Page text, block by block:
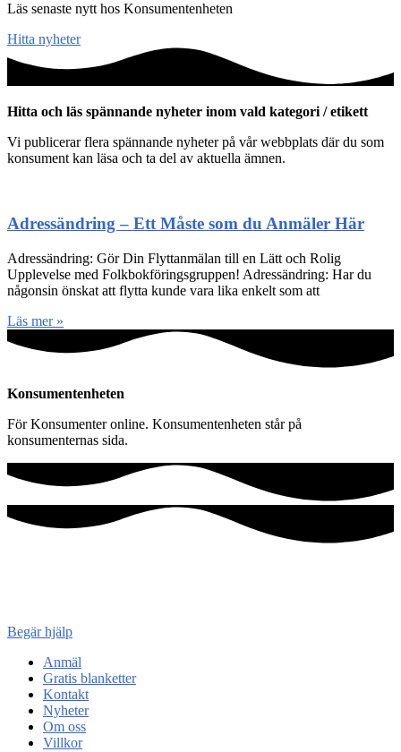
Läs senaste nytt hos Konsumentenheten
Hitta nyheter
Hitta och läs spännande nyheter inom vald kategori / etikett
Vi publicerar flera spännande nyheter på vår webbplats där du som
konsument kan läsa och ta del av aktuella ämnen.
Adressändring – Ett Måste som du Anmäler Här
Adressändring: Gör Din Flyttanmälan till en Lätt och Rolig
Upplevelse med Folkbokföringsgruppen! Adressändring: Har du
någonsin önskat att flytta kunde vara lika enkelt som att
Läs mer »
Konsumentenheten
För Konsumenter online. Konsumentenheten står på
konsumenternas sida.
Begär hjälp
Anmäl
Gratis blanketter
Kontakt
Nyheter
Om oss
Villkor